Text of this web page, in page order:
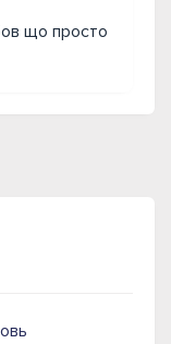
що просто